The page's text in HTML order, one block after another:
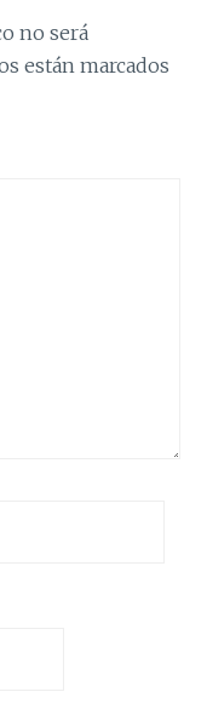
no será
están marcados